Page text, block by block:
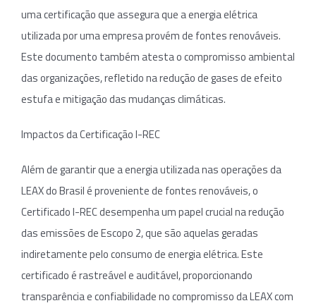
uma certificação que assegura que a energia elétrica
utilizada por uma empresa provém de fontes renováveis.
Este documento também atesta o compromisso ambiental
das organizações, refletido na redução de gases de efeito
estufa e mitigação das mudanças climáticas.
Impactos da Certificação I-REC
Além de garantir que a energia utilizada nas operações da
LEAX do Brasil é proveniente de fontes renováveis, o
Certificado I-REC desempenha um papel crucial na redução
das emissões de Escopo 2, que são aquelas geradas
indiretamente pelo consumo de energia elétrica. Este
certificado é rastreável e auditável, proporcionando
transparência e confiabilidade no compromisso da LEAX com